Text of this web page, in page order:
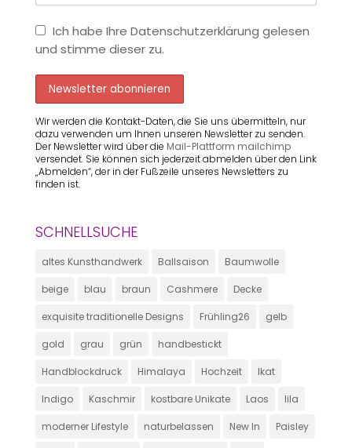
Ich habe Ihre Datenschutzerklärung gelesen
und stimme dieser zu.
Wir werden die Kontakt-Daten, die Sie uns übermitteln, nur
dazu verwenden um Ihnen unseren Newsletter zu senden.
Der Newsletter wird über die Mail-Plattform mailchimp
versendet. Sie können sich jederzeit abmelden über den Link
„Abmelden“, der in der Fußzeile unseres Newsletters zu
finden ist.
SCHNELLSUCHE
altes Kunsthandwerk Ballsaison Baumwolle
beige blau braun Cashmere Decke
exquisite traditionelle Designs Frühling26 gelb
gold grau grün handbestickt
Handblockdruck Himalaya Hochzeit Ikat
Indigo Kaschmir kostbare Unikate Laos lila
moderner Lifestyle naturbelassen New In Paisley